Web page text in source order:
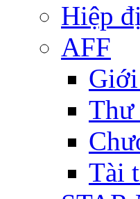
Hiệp
AFF
Thư
Tài